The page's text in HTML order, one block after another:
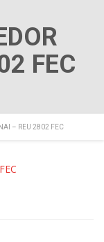
FEC
– REU 2802 FEC